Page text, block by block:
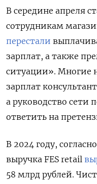
В середине апреля
сотрудникам
перестали
зарплат, а также
ситуации». Многие
зарплат
а руководство сети
ответить на
В 2024 году,
выручка FES retail
58 млрд рублей.